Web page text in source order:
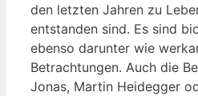
den letzten Jahren zu
entstanden sind. Es sind
ebenso darunter wie
Betrachtungen. Auch die
Jonas, Martin Heidegger